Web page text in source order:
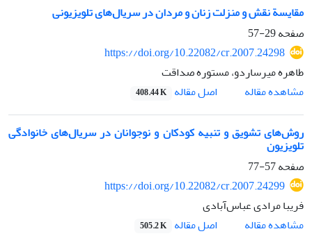
مقایسة نقش و منزلت زنان و مردان در سریال‌های تلویزیونی
صفحه29-57
https://doi.org/10.22082/cr.2007.24298
طاهره میرساردو، مستوره صداقت
مشاهده مقاله
اصل مقاله 408.44 K
روش‌های تشویق و تنبیه کودکان و نوجوانان در سریال‌های خانوادگی
تلویزیون
صفحه57-77
https://doi.org/10.22082/cr.2007.24299
فریبا مرادی عباس‌آبادی
مشاهده مقاله
اصل مقاله 505.2 K